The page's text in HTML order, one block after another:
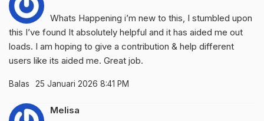
Whats Happening i’m new to this, I stumbled upon
this I’ve found It absolutely helpful and it has aided me out
loads. I am hoping to give a contribution & help different
users like its aided me. Great job.
Balas 25 Januari 2026 8:41 PM
Melisa